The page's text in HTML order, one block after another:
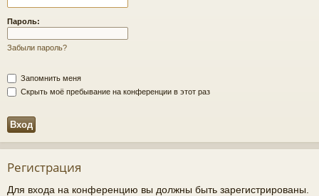
и
Пароль:
Забыли пароль?
Запомнить меня
Скрыть моё пребывание на конференции в этот раз
Регистрация
Для входа на конференцию вы должны быть зарегистрированы.